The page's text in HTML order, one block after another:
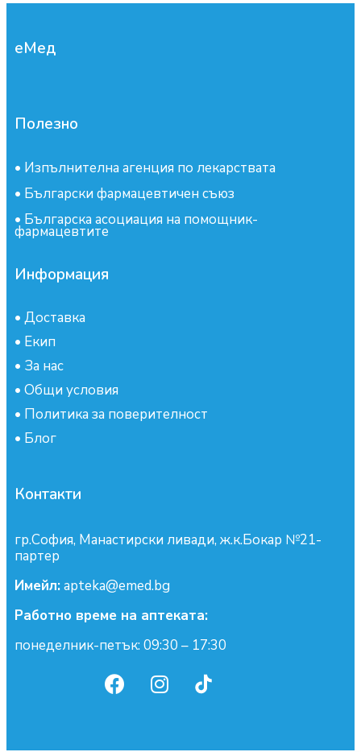
еМед
Полезно
• Изпълнителна агенция по лекарствата
• Български фармацевтичен съюз
• Българска асоциация на помощник-
фармацевтите
Информация
• Доставка
• Екип
• За нас
• Общи условия
• Политика за поверителност
• Блог
Контакти
гр.София, Манастирски ливади, ж.к.Бокар №21-
партер
Имейл:apteka@emed.bg
Работно време на аптеката:
понеделник-петък: 09:30 – 17:30